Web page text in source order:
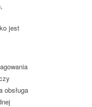
jest
obsługa